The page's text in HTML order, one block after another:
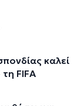
καλεί
FIFA